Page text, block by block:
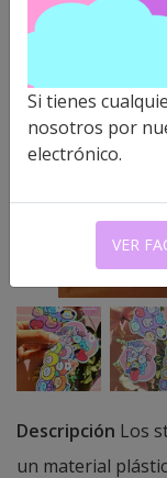
Descripción Los
un material
Si tienes
nosotros por
electrónico.
VER